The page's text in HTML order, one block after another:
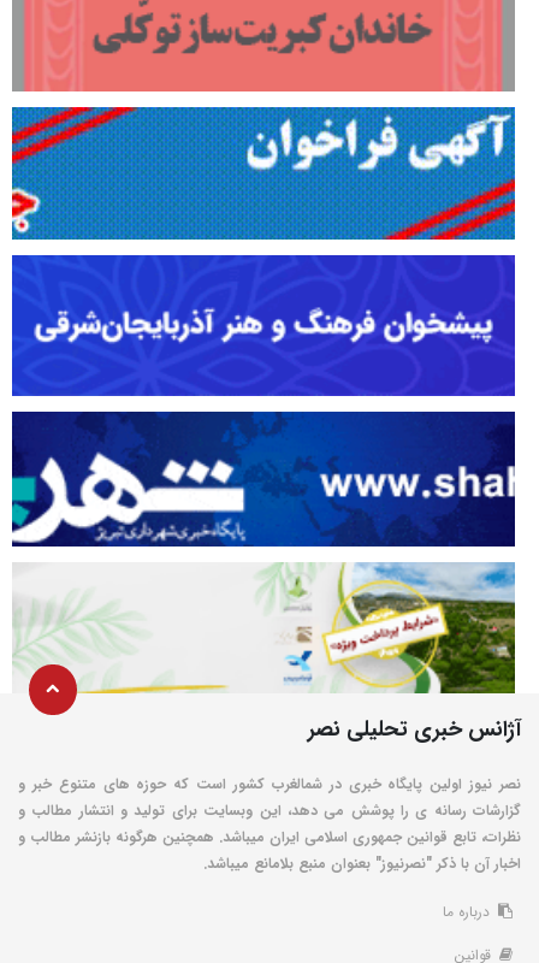
آژانس خبری تحلیلی نصر
نصر نیوز اولین پایگاه خبری در شمالغرب کشور است که حوزه های متنوع خبر و
گزارشات رسانه ی را پوشش می دهد، این وبسایت برای تولید و انتشار مطالب و
نظرات، تابع قوانین جمهوری اسلامی ایران میباشد. همچنین هرگونه بازنشر مطالب و
اخبار آن با ذکر "نصرنیوز" بعنوان منبع بلامانع میباشد.
درباره ما
قوانین